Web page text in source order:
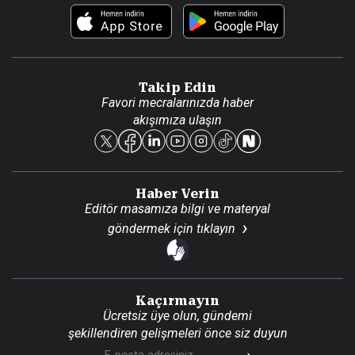
Foto Haber
Künye
Reklam Ver
Takip Edin
Favori mecralarınızda haber
akışımıza ulaşın
Haber Verin
Editör masamıza bilgi ve materyal
göndermek için tıklayın
Kaçırmayın
Ücretsiz üye olun, gündemi
şekillendiren gelişmeleri önce siz duyun